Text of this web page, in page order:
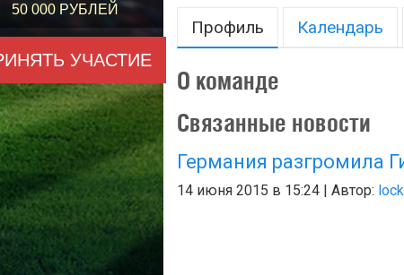
50 000 РУБЛЕЙ
УЧАСТИЕ
Профиль Календарь
О команде
Связанные новости
Германия разгромила
14 июня 2015 в 15:24 | Автор: lock